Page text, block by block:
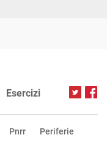
Esercizi
Pnrr Periferie